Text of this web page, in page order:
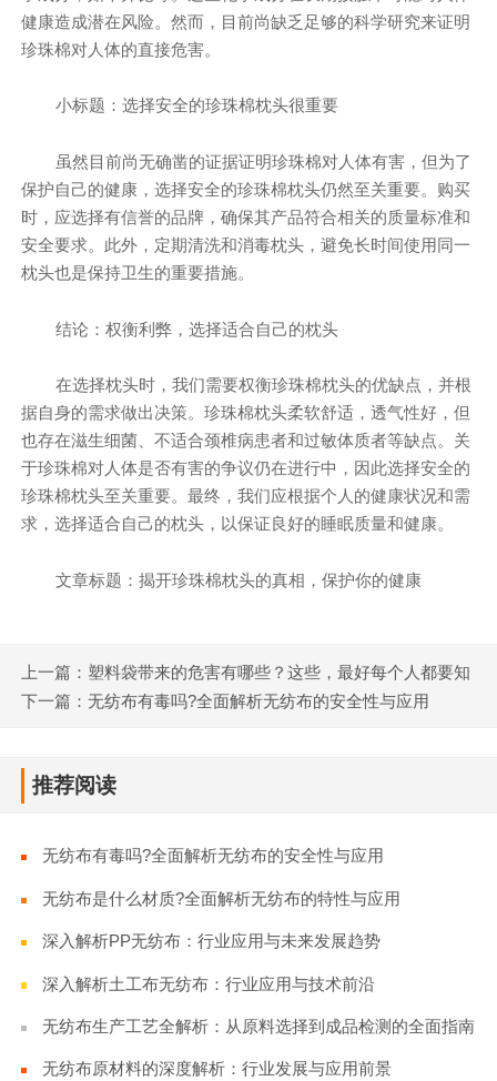
健康造成潜在风险。然而，目前尚缺乏足够的科学研究来证明
珍珠棉对人体的直接危害。
小标题：选择安全的珍珠棉枕头很重要
虽然目前尚无确凿的证据证明珍珠棉对人体有害，但为了
保护自己的健康，选择安全的珍珠棉枕头仍然至关重要。购买
时，应选择有信誉的品牌，确保其产品符合相关的质量标准和
安全要求。此外，定期清洗和消毒枕头，避免长时间使用同一
枕头也是保持卫生的重要措施。
结论：权衡利弊，选择适合自己的枕头
在选择枕头时，我们需要权衡珍珠棉枕头的优缺点，并根
据自身的需求做出决策。珍珠棉枕头柔软舒适，透气性好，但
也存在滋生细菌、不适合颈椎病患者和过敏体质者等缺点。关
于珍珠棉对人体是否有害的争议仍在进行中，因此选择安全的
珍珠棉枕头至关重要。最终，我们应根据个人的健康状况和需
求，选择适合自己的枕头，以保证良好的睡眠质量和健康。
文章标题：揭开珍珠棉枕头的真相，保护你的健康
上一篇：塑料袋带来的危害有哪些？这些，最好每个人都要知
道！
下一篇：无纺布有毒吗?全面解析无纺布的安全性与应用
推荐阅读
无纺布有毒吗?全面解析无纺布的安全性与应用
无纺布是什么材质?全面解析无纺布的特性与应用
深入解析PP无纺布：行业应用与未来发展趋势
深入解析土工布无纺布：行业应用与技术前沿
无纺布生产工艺全解析：从原料选择到成品检测的全面指南
无纺布原材料的深度解析：行业发展与应用前景